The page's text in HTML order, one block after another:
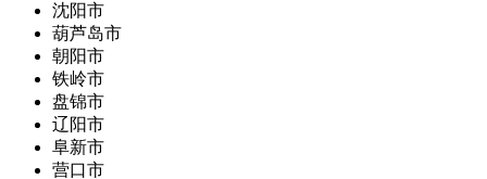
沈阳市
葫芦岛市
朝阳市
铁岭市
盘锦市
辽阳市
阜新市
营口市